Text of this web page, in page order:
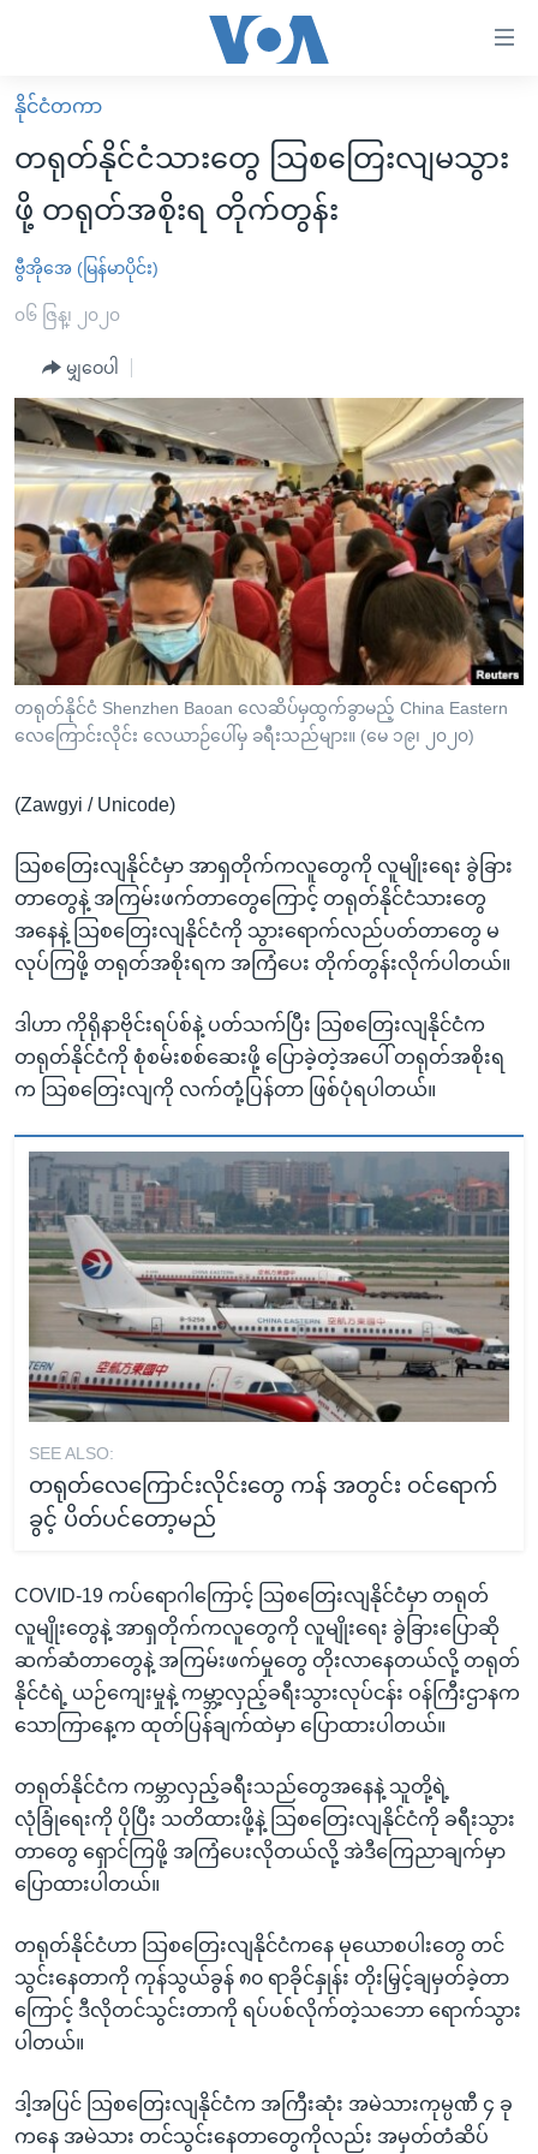
လွယ်ကူ
စေ
သည့်
Link
များ
ပင်မ
ကျော်
ကြည့်
ရန်
ပင်မ
အ
ညွန်း
စာမျက်နှာ
သို့
ကျော်
ကြည့်
ရန်
ရန်
ကျော်
ရန်
မူလစာမျက်နှာ
မြန်မာ
ကမ္ဘာ့သတင်းများ
နိုင်ငံတကာ
အမေရိကန်
အစ္စရေး-ပါလက်စတိုင်း
ဗွီဒီယို
သတင်းလွတ်လပ်ခွင့်
အင်္ဂလိပ်စာလေ့လာမယ်
အမေရိကန်သုံးအီဒီယံ
မကြေးမုံရဲ့ အင်္ဂလိပ်စာ
ရုပ်ရှင်ထဲက အင်္ဂလိပ်စာ
သုတပဒေသာ အင်္ဂလိပ်စာ
အပတ်စဉ်ကဏ္ဍများ
ရေဒီယို
တီဗွီ
ရေဒီယိုနှင့်ရုပ်သံ အချက်အလက်များ
ရေဒီယို/တီဗွီအစီအစဉ်
Learning English
ဗွီအိုအေ လူမှုကွန်ယက်များ
နိုင်ငံတကာ
တရုတ်နိုင်ငံသားတွေ သြစတြေးလျမသွား
ဖို့ တရုတ်အစိုးရ တိုက်တွန်း
ဗွီအိုအေ (မြန်မာပိုင်း)
၀၆ ဇြန္၊ ၂၀၂၀
မျှဝေပါ
တရုတ်နိုင်ငံ Shenzhen Baoan လေဆိပ်မှထွက်ခွာမည့် China Eastern
လေကြောင်းလိုင်း လေယာဉ်ပေါ်မှ ခရီးသည်များ။ (မေ ၁၉၊ ၂၀၂၀)
(Zawgyi / Unicode)
သြစတြေးလျနိုင်ငံမှာ အာရှတိုက်ကလူတွေကို လူမျိုးရေး ခွဲခြား
တာတွေနဲ့ အကြမ်းဖက်တာတွေကြောင့် တရုတ်နိုင်ငံသားတွေ
အနေနဲ့ သြစတြေးလျနိုင်ငံကို သွားရောက်လည်ပတ်တာတွေ မ
လုပ်ကြဖို့ တရုတ်အစိုးရက အကြံပေး တိုက်တွန်းလိုက်ပါတယ်။
ဒါဟာ ကိုရိုနာဗိုင်းရပ်စ်နဲ့ ပတ်သက်ပြီး သြစတြေးလျနိုင်ငံက
တရုတ်နိုင်ငံကို စုံစမ်းစစ်ဆေးဖို့ ပြောခဲ့တဲ့အပေါ် တရုတ်အစိုးရ
က သြစတြေးလျကို လက်တုံ့ပြန်တာ ဖြစ်ပုံရပါတယ်။
SEE ALSO:
တရုတ်လေကြောင်းလိုင်းတွေ ကန် အတွင်း ဝင်ရောက်
ခွင့် ပိတ်ပင်တော့မည်
COVID-19 ကပ်ရောဂါကြောင့် သြစတြေးလျနိုင်ငံမှာ တရုတ်
လူမျိုးတွေနဲ့ အာရှတိုက်ကလူတွေကို လူမျိုးရေး ခွဲခြားပြောဆို
ဆက်ဆံတာတွေနဲ့ အကြမ်းဖက်မှုတွေ တိုးလာနေတယ်လို့ တရုတ်
နိုင်ငံရဲ့ ယဉ်ကျေးမှုနဲ့ ကမ္ဘာ့လှည့်ခရီးသွားလုပ်ငန်း ဝန်ကြီးဌာနက
သောကြာနေ့က ထုတ်ပြန်ချက်ထဲမှာ ပြောထားပါတယ်။
တရုတ်နိုင်ငံက ကမ္ဘာလှည့်ခရီးသည်တွေအနေနဲ့ သူတို့ရဲ့
လုံခြုံရေးကို ပိုပြီး သတိထားဖို့နဲ့ သြစတြေးလျနိုင်ငံကို ခရီးသွား
တာတွေ ရှောင်ကြဖို့ အကြံပေးလိုတယ်လို့ အဲဒီကြေညာချက်မှာ
ပြောထားပါတယ်။
တရုတ်နိုင်ငံဟာ သြစတြေးလျနိုင်ငံကနေ မုယောစပါးတွေ တင်
သွင်းနေတာကို ကုန်သွယ်ခွန် ၈၀ ရာခိုင်နှုန်း တိုးမြှင့်ချမှတ်ခဲ့တာ
ကြောင့် ဒီလိုတင်သွင်းတာကို ရပ်ပစ်လိုက်တဲ့သဘော ရောက်သွား
ပါတယ်။
ဒါ့အပြင် သြစတြေးလျနိုင်ငံက အကြီးဆုံး အမဲသားကုမ္ပဏီ ၄ ခု
ကနေ အမဲသား တင်သွင်းနေတာတွေကိုလည်း အမှတ်တံဆိပ်